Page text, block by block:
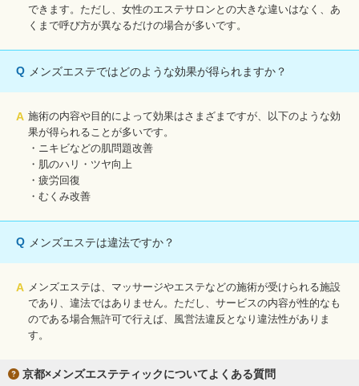
できます。ただし、女性のエステサロンとの大きな違いはなく、あ
くまで呼び方が異なるだけの場合が多いです。
Q メンズエステではどのような効果が得られますか？
A 施術の内容や目的によって効果はさまざまですが、以下のような効
果が得られることが多いです。
・ニキビなどの肌問題改善
・肌のハリ・ツヤ向上
・疲労回復
・むくみ改善
Q メンズエステは違法ですか？
A メンズエステは、マッサージやエステなどの施術が受けられる施設
であり、違法ではありません。ただし、サービスの内容が性的なも
のである場合無許可で行えば、風営法違反となり違法性がありま
す。
京都×メンズエステティックについてよくある質問